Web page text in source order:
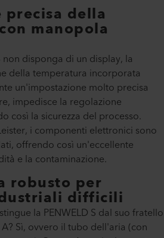
della
manopola
non disponga di un display, la
della temperatura incorporata
un'impostazione molto precisa
impedisce la regolazione
così la sicurezza del processo.
i componenti elettronici sono
offrendo così un'eccellente
e la contaminazione.
robusto per
difficili
la PENWELD S dal suo fratello
Sì, ovvero il tubo dell'aria (con